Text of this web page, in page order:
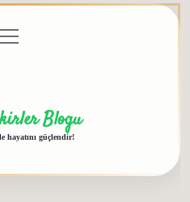
menüyü
aç
Blogu
hayatını güçlendir!